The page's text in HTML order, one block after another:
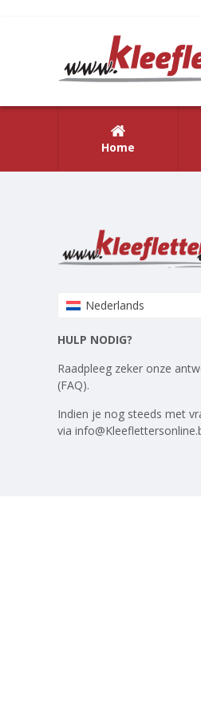
Home
Nederlands
HULP NODIG?
Raadpleeg zeker onze
(FAQ).
Indien je nog steeds met
via